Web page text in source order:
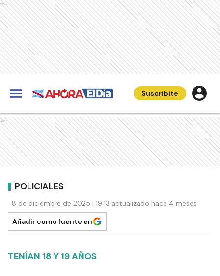
Ads
Suscribite
Ads
POLICIALES
8 de diciembre de 2025 | 19:13 actualizado hace 4 meses
Añadir como fuente en
TENÍAN 18 Y 19 AÑOS